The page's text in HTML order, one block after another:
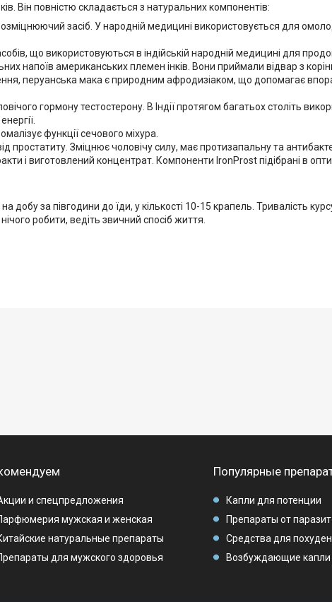
Він повністю складається з натуральних компонентів:
засіб. У народній медицині використовується для
що використовуються в індійській народній медицині для
напоїв американських племен інків. Вони приймали відвар з
перуанська мака є природним афродизіаком, що допомагає
гормону тестостерону. В Індії протягом багатьох століть
функції сечового міхура.
простатиту. Зміцнює чоловічу силу, має протизапальну та
і виготовлений концентрат. Компоненти IronProst підібрані в
за півгодини до їди, у кількості 10-15 крапель. Тривалість
робити, ведіть звичний спосіб життя.
и спецпредложения
мужская и женская
натуральные препараты
для мужского здоровья
Популярные
Капли для потенции
Препараты от
Средства для
Возбуждающие